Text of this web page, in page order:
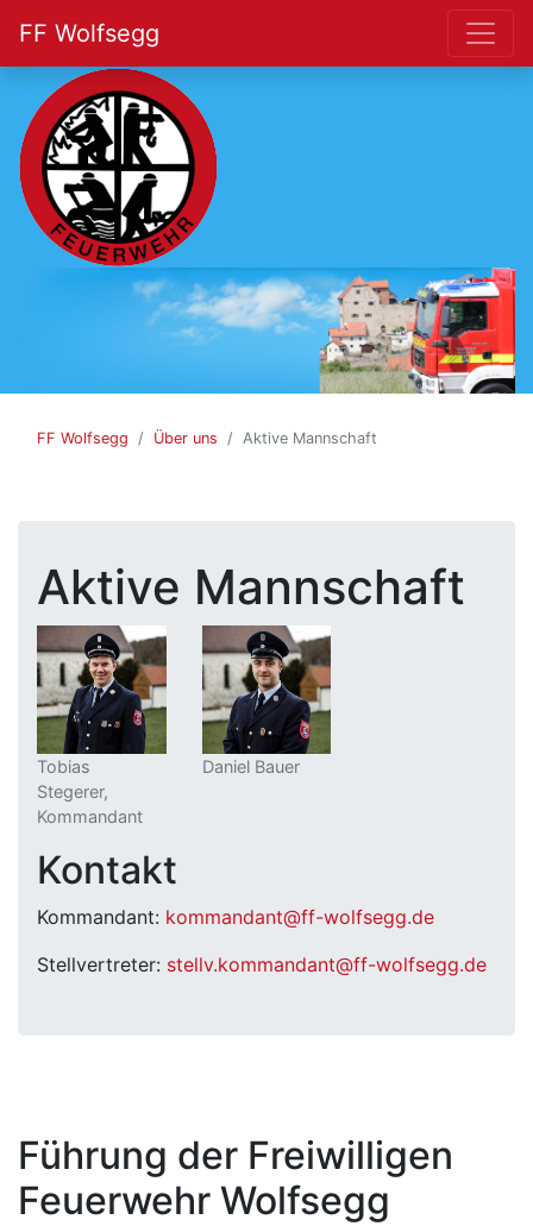
FF Wolfsegg
FF Wolfsegg Über uns Aktive Mannschaft
Aktive Mannschaft
Tobias
Stegerer,
Kommandant
Daniel Bauer
Kontakt
Kommandant: kommandant@ff-wolfsegg.de
Stellvertreter: stellv.kommandant@ff-wolfsegg.de
Führung der Freiwilligen
Feuerwehr Wolfsegg